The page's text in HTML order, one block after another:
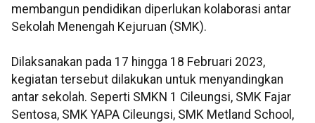
membangun pendidikan diperlukan kolaborasi antar
Sekolah Menengah Kejuruan (SMK).
Dilaksanakan pada 17 hingga 18 Februari 2023,
kegiatan tersebut dilakukan untuk menyandingkan
antar sekolah. Seperti SMKN 1 Cileungsi, SMK Fajar
Sentosa, SMK YAPA Cileungsi, SMK Metland School,